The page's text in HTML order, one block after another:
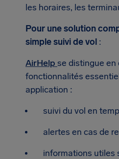
les horaires, les
Pour une solution
simple suivi de vol :
AirHelp se distingue
fonctionnalités
application :
suivi du vol en
alertes en cas de
informations utiles